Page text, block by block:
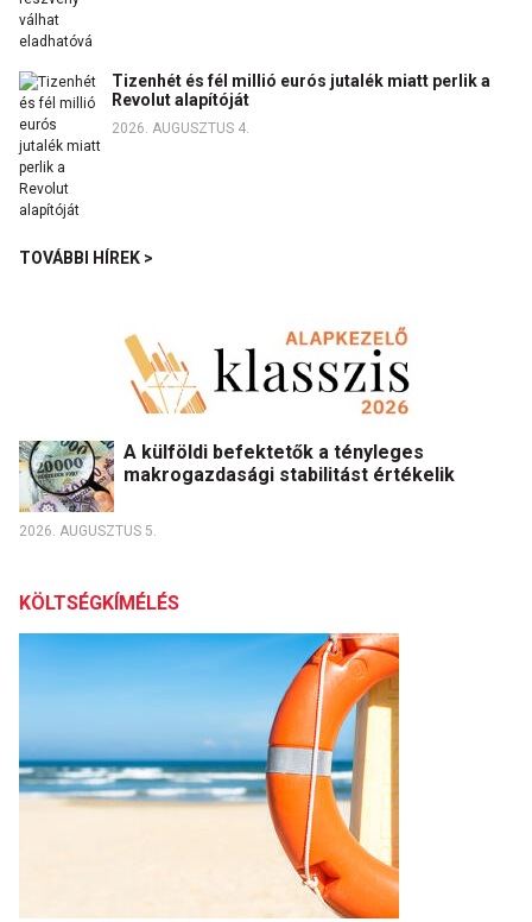
Tizenhét és fél millió eurós jutalék miatt perlik a
Revolut alapítóját
2026. AUGUSZTUS 4.
TOVÁBBI HÍREK >
A külföldi befektetők a tényleges
makrogazdasági stabilitást értékelik
2026. AUGUSZTUS 5.
KÖLTSÉGKÍMÉLÉS